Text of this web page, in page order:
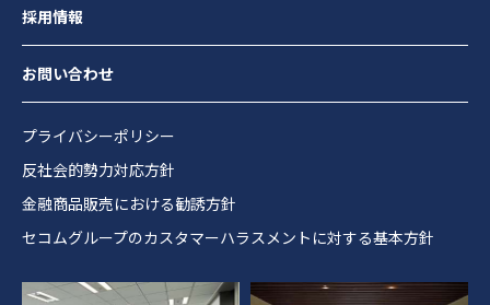
採用情報
お問い合わせ
プライバシーポリシー
反社会的勢力対応方針
金融商品販売における勧誘方針
セコムグループのカスタマーハラスメントに対する基本方針